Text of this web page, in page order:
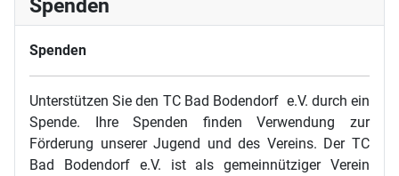
Spenden
Spenden
Unterstützen Sie den TC Bad Bodendorf e.V. durch ein
Spende. Ihre Spenden finden Verwendung zur
Förderung unserer Jugend und des Vereins. Der TC
Bad Bodendorf e.V. ist als gemeinnütziger Verein